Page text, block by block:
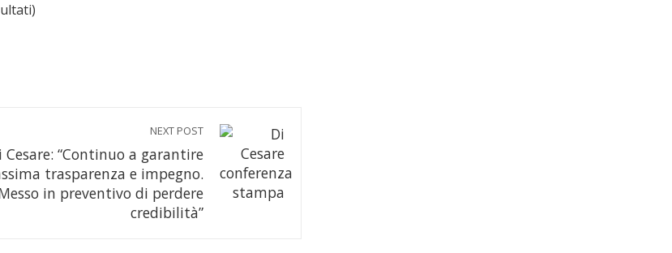
NEXT POST
Cesare: “Continuo a garantire
trasparenza e impegno.
in preventivo di perdere
credibilità”